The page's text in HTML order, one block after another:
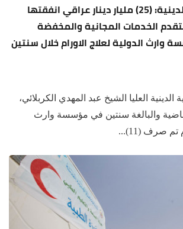
ممثل المرجعية الدينية: (25) مليار دينار عراقي انفقتها
الخدمات المجانية والمخفضة
الدولية لعلاج الاورام خلال سنتين
العليا الشيخ عبد المهدي الكربلائي،
والبالغة سنتين في مؤسسة وارث
تم صرف (11)...